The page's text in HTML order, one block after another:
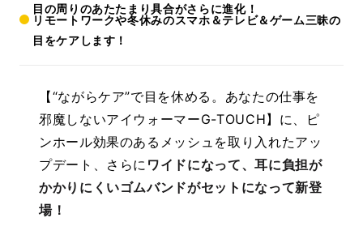
目の周りのあたたまり具合がさらに進化！
リモートワークや冬休みのスマホ＆テレビ＆ゲーム三昧の
目をケアします！
【“ながらケア”で目を休める。あなたの仕事を
邪魔しないアイウォーマーG-TOUCH】に、ピ
ンホール効果のあるメッシュを取り入れたアッ
プデート、さらに ワイドになって、耳に負担が
かかりにくいゴムバンドがセットになって新登
場！